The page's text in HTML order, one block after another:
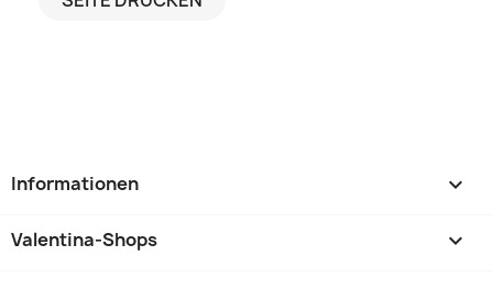
Informationen 
Valentina-Shops 